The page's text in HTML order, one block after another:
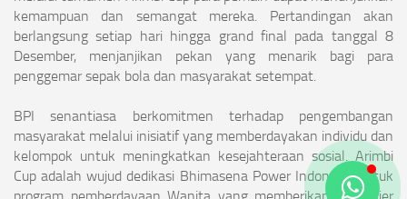
kemampuan dan semangat mereka. Pertandingan akan
berlangsung setiap hari hingga grand final pada tanggal 8
Desember, menjanjikan pekan yang menarik bagi para
penggemar sepak bola dan masyarakat setempat.
BPI senantiasa berkomitmen terhadap pengembangan
masyarakat melalui inisiatif yang memberdayakan individu dan
kelompok untuk meningkatkan kesejahteraan sosial. Arimbi
Cup adalah wujud dedikasi Bhimasena Power Indonesia untuk